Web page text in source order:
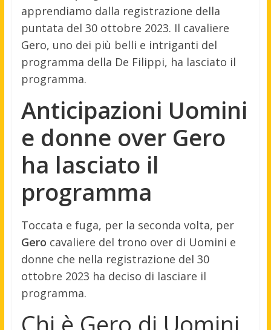
apprendiamo dalla registrazione della
puntata del 30 ottobre 2023. Il cavaliere
Gero, uno dei più belli e intriganti del
programma della De Filippi, ha lasciato il
programma.
Anticipazioni Uomini
e donne over Gero
ha lasciato il
programma
Toccata e fuga, per la seconda volta, per
Gero cavaliere del trono over di Uomini e
donne che nella registrazione del 30
ottobre 2023 ha deciso di lasciare il
programma.